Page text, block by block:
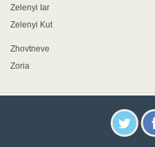
Zelenyi Iar
Zelenyi Kut
Zhovtneve
Zoria